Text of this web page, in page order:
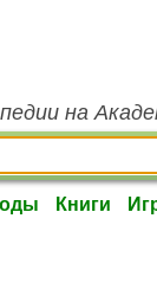
на
Книги